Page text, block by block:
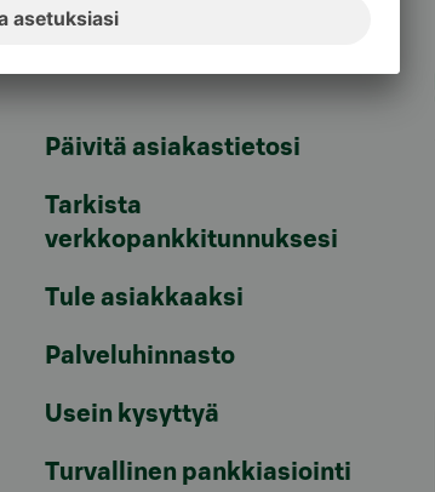
Oikopolut
Päivitä asiakastietosi
Tarkista
verkkopankkitunnuksesi
Tule asiakkaaksi
Palveluhinnasto
Usein kysyttyä
Turvallinen pankkiasiointi